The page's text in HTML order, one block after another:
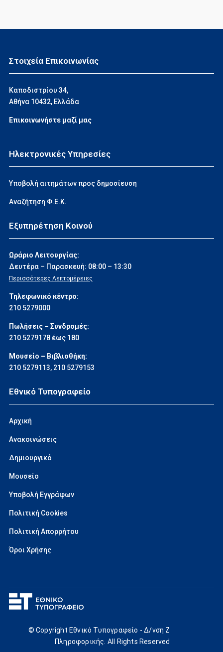
Στοιχεία Επικοινωνίας
Καποδιστρίου 34,
Αθήνα 10432, Ελλάδα
Επικοινωνήστε μαζί μας
Ηλεκτρονικές Υπηρεσίες
Υποβολή αιτημάτων προς δημοσίευση
Αναζήτηση Φ.Ε.Κ.
Εξυπηρέτηση Κοινού
Ωράριο Λειτουργίας:
Δευτέρα – Παρασκευή: 08:00 – 13:30
Περισσότερες Λεπτομέρειες
Τηλεφωνικό κέντρο:
210 5279000
Πωλήσεις – Συνδρομές:
210 5279178 έως 180
Μουσείο – Βιβλιοθήκη:
210 5279113, 210 5279153
Εθνικό Τυπογραφείο
Αρχική
Ανακοινώσεις
Δημιουργικό
Μουσείο
Υποβολή Εγγράφων
Πολιτική Cookies
Πολιτική Απορρήτου
Όροι Χρήσης
© Copyright Εθνικό Τυπογραφείο - Δ/νση Ζ
Πληροφορικής. All Rights Reserved